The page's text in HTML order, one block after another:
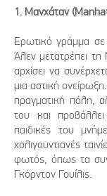
1. Μανχάταν
Ερωτικό γράμμα
Άλεν μετατρέπει
αρχίσει να
μια αστική
πραγματική πόλη,
του και
παιδικές του
χολιγουντιανές
φωτός, όπως τα
Γκόρντον Γουίλις.